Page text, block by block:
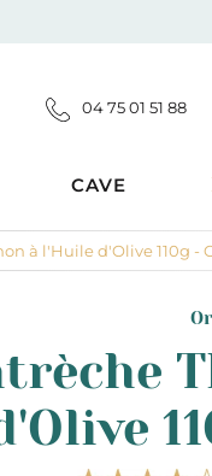
04 75 01 51 88
CAVE
à l'Huile d'Olive 110g -